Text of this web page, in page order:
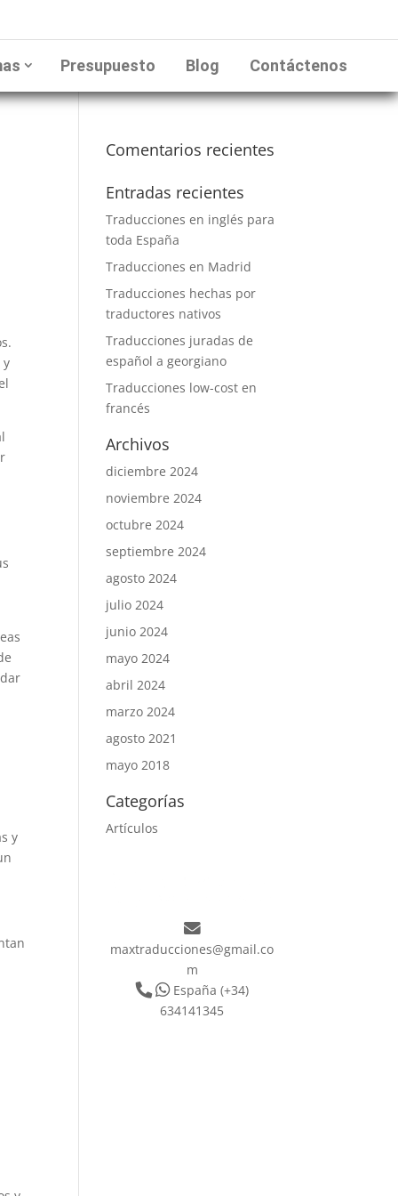
Presupuesto Blog Contáctenos
y
y
Comentarios recientes
Entradas recientes
Traducciones en inglés para
toda España
Traducciones en Madrid
Traducciones hechas por
traductores nativos
Traducciones juradas de
español a georgiano
Traducciones low-cost en
francés
Archivos
diciembre 2024
noviembre 2024
octubre 2024
septiembre 2024
agosto 2024
julio 2024
junio 2024
mayo 2024
abril 2024
marzo 2024
agosto 2021
mayo 2018
Categorías
Artículos
maxtraducciones@gmail.co
m
España(+34)
634141345